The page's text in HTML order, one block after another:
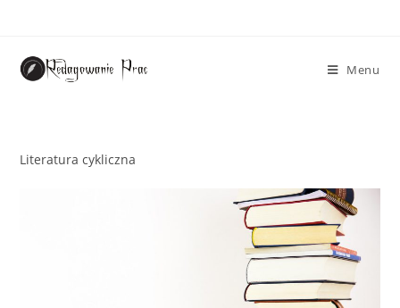
Menu
Literatura cykliczna